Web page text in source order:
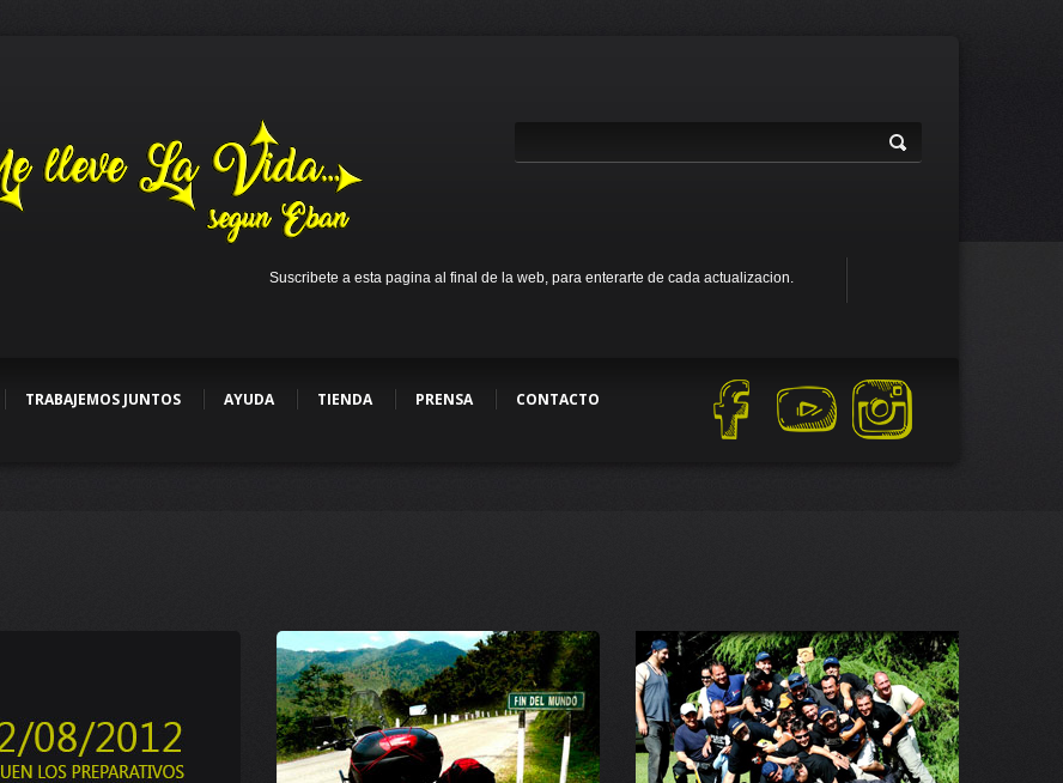
Suscribete a esta pagina al final de la web, para enterarte de cada actualizacion.
TRABAJEMOS JUNTOS AYUDA TIENDA PRENSA CONTACTO